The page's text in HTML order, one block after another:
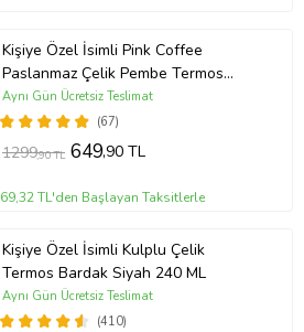
Kişiye Özel İsimli Pink Coffee
Paslanmaz Çelik Pembe Termos
Bardak
(67)
Aynı Gün Ücretsiz Teslimat
1299,90 TL 649,90 TL
69,32 TL'den Başlayan Taksitlerle
Kişiye Özel İsimli Kulplu Çelik
Termos Bardak Siyah 240 ML
(410)
Aynı Gün Ücretsiz Teslimat